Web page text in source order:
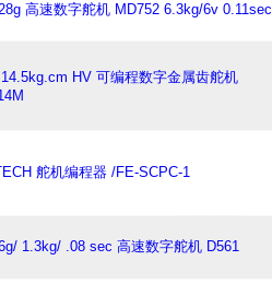
高速数字舵机 MD752 6.3kg/6v 0.11sec
HV 可编程数字金属齿舵机
舵机编程器 /FE-SCPC-1
1.3kg/ .08 sec 高速数字舵机 D561